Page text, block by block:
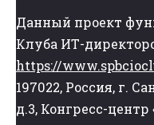
Данный проект
Клуба ИТ-
https://
197022, Россия, г.
д.3, Конгресс-